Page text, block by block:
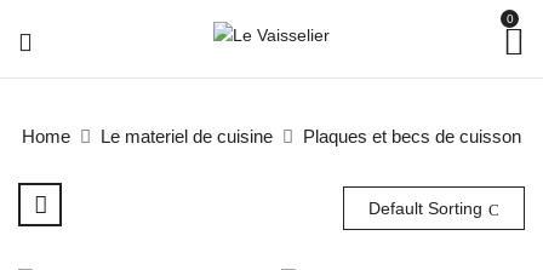
0
Home Le materiel de cuisine Plaques et becs de cuisson
Default Sorting